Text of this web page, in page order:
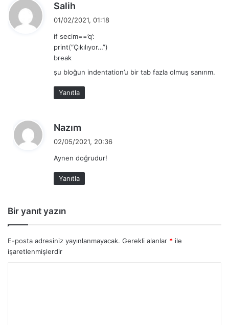
Salih
i
k
:
01/02/2021, 01:18
if secim==’q’:
print(“Çıkılıyor…”)
break
şu bloğun indentation’u bir tab fazla olmuş sanırım.
Yanıtla
Nazım
i
k
i
02/05/2021, 20:36
Aynen doğrudur!
Yanıtla
Bir yanıt yazın
E-posta adresiniz yayınlanmayacak. Gerekli alanlar * ile
işaretlenmişlerdir